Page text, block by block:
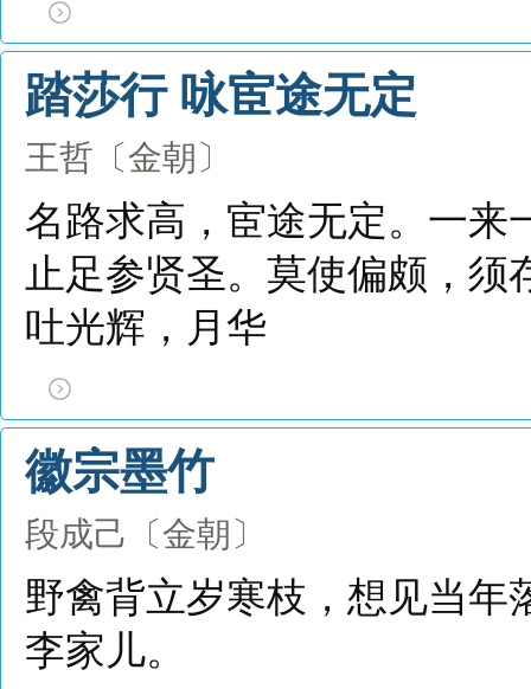
踏莎行 咏宦途无定
王哲 〔金朝〕
名路求高，宦途无定。一来
止足参贤圣。莫使偏颇，
吐光辉，月华
徽宗墨竹
段成己 〔金朝〕
野禽背立岁寒枝，想见当年
李家儿。